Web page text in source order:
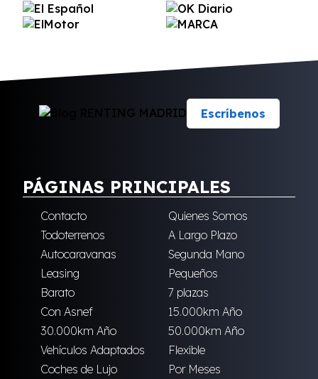
Escríbenos
PÁGINAS PRINCIPALES
Contacto
Quienes Somos
Todoterrenos
A Largo Plazo
Autocaravanas
Segunda Mano
Leasing
Pequeños
Barato
7 plazas
Con Asnef
15.000km Año
30.000km Año
50.000km Año
Vehículos Adaptados
Flexible
Coches de Lujo
Por Meses